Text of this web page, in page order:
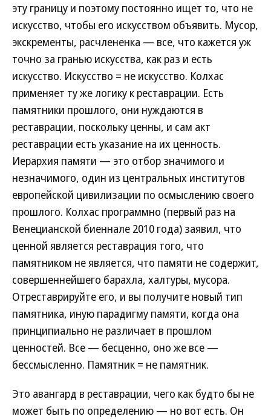
эту границу и поэтому постоянно ищет то, что не
искусство, чтобы его искусством объявить. Мусор,
экскременты, расчлененка — все, что кажется уж
точно за гранью искусства, как раз и есть
искусство. Искусство = не искусство. Колхас
применяет ту же логику к реставрации. Есть
памятники прошлого, они нуждаются в
реставрации, поскольку ценны, и сам акт
реставрации есть указание на их ценность.
Иерархия памяти — это отбор значимого и
незначимого, один из центральных институтов
европейской цивилизации по осмыслению своего
прошлого. Колхас программно (первый раз на
Венецианской биеннале 2010 года) заявил, что
ценной является реставрация того, что
памятником не является, что памяти не содержит,
совершеннейшего барахла, халтуры, мусора.
Отреставрируйте его, и вы получите новый тип
памятника, иную парадигму памяти, когда она
принципиально не различает в прошлом
ценностей. Все — бесценно, оно же все —
бессмысленно. Памятник = не памятник.
Это авангард в реставрации, чего как будто бы не
может быть по определению — но вот есть. Он